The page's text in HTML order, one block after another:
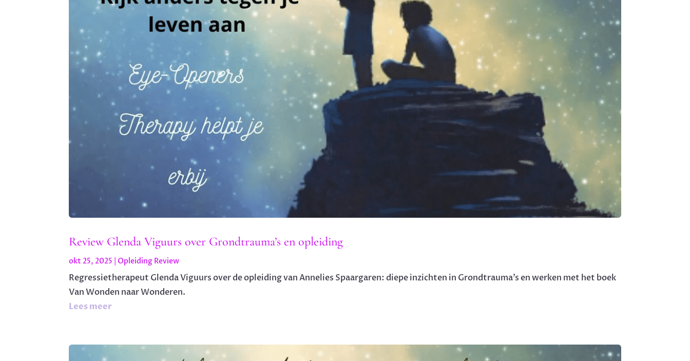
Review Glenda Viguurs over Grondtrauma’s en opleiding
okt 25, 2025 Opleiding Review
Regressietherapeut Glenda Viguurs over de opleiding van Annelies Spaargaren: diepe inzichten in Grondtrauma’s en werken met het boek
Van Wonden naar Wonderen.
Lees meer